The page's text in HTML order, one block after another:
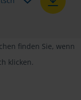
finden Sie, wenn
klicken.